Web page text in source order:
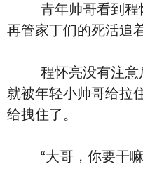
青年帅哥看到程
再管家丁们的死活追
程怀亮没有注意后
就被年轻小帅哥给拉
给拽住了。
“大哥，你要干嘛